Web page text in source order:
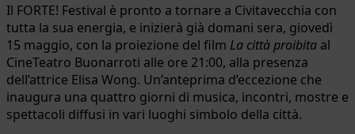
Il FORTE! Festival è pronto a tornare a Civitavecchia con
tutta la sua energia, e inizierà già domani sera, giovedì
15 maggio, con la proiezione del film La città proibita al
CineTeatro Buonarroti alle ore 21:00, alla presenza
dell’attrice Elisa Wong. Un’anteprima d’eccezione che
inaugura una quattro giorni di musica, incontri, mostre e
spettacoli diffusi in vari luoghi simbolo della città.